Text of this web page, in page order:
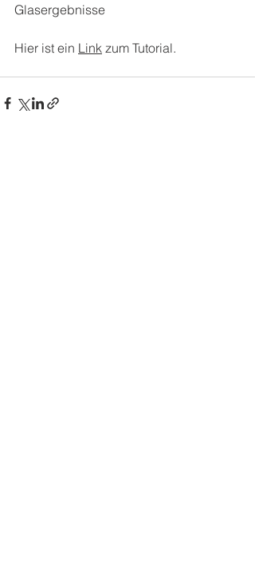
Glasergebnisse
Hier ist ein Link zum Tutorial.